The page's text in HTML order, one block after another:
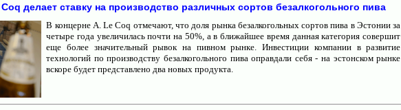
делает ставку на производство различных сортов безалкогольного пива
В концерне A. Le Coq отмечают, что доля рынка безалкогольных сортов пива в Эстонии за
четыре года увеличилась почти на 50%, а в ближайшее время данная категория совершит
еще более значительный рывок на пивном рынке. Инвестиции компании в развитие
технологий по производству безалкогольного пива оправдали себя - на эстонском рынке
вскоре будет представлено два новых продукта.